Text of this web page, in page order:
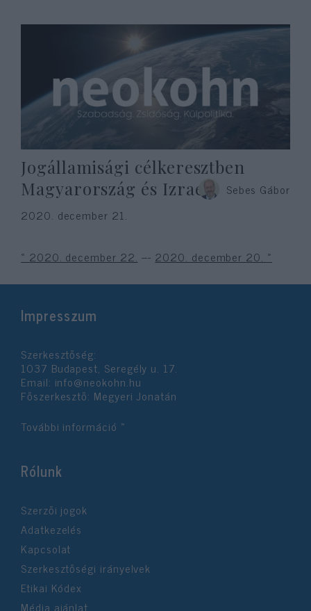
Jogállamisági célkeresztben
Magyarország és Izrael
Sebes Gábor
2020. december 21.
« 2020. december 22. --- 2020. december 20. »
Impresszum
Szerkesztőség:
1037 Budapest, Seregély u. 17.
Email: info@neokohn.hu
Főszerkesztő: Megyeri Jonatán
További információ »
Rólunk
Szerzői jogok
Adatkezelés
Kapcsolat
Szerkesztőségi irányelvek
Etikai Kódex
Média ajánlat